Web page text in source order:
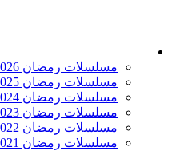
مسلسلات رمضان 2026
مسلسلات رمضان 2025
مسلسلات رمضان 2024
مسلسلات رمضان 2023
مسلسلات رمضان 2022
مسلسلات رمضان 2021